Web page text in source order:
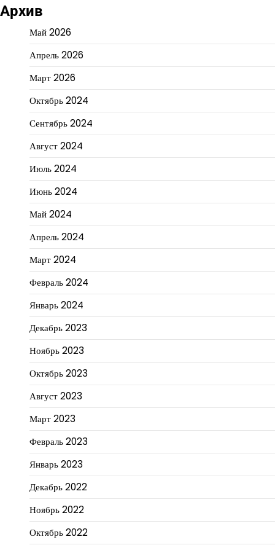
Архив
Май 2026
Апрель 2026
Март 2026
Октябрь 2024
Сентябрь 2024
Август 2024
Июль 2024
Июнь 2024
Май 2024
Апрель 2024
Март 2024
Февраль 2024
Январь 2024
Декабрь 2023
Ноябрь 2023
Октябрь 2023
Август 2023
Март 2023
Февраль 2023
Январь 2023
Декабрь 2022
Ноябрь 2022
Октябрь 2022